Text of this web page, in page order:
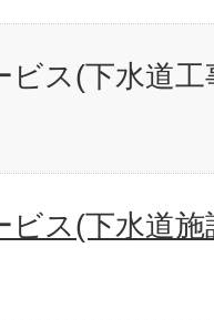
ビス(下水道
ビス(下水道